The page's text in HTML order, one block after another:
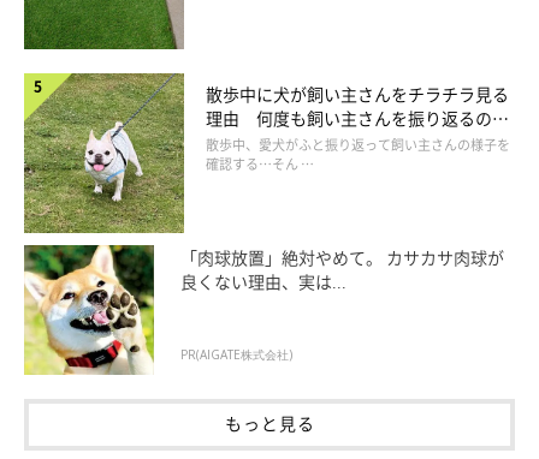
散歩中に犬が飼い主さんをチラチラ見る
理由 何度も飼い主さんを振り返るのは
なぜ？
散歩中、愛犬がふと振り返って飼い主さんの様子を
確認する…そん …
「肉球放置」絶対やめて。 カサカサ肉球が
良くない理由、実は...
PR(AIGATE株式会社)
もっと見る